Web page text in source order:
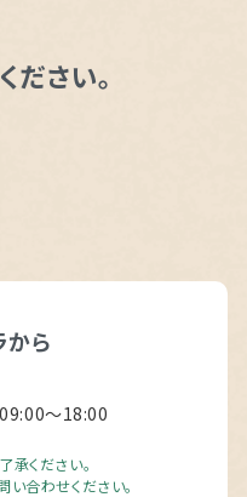
さい。
から
〜18:00
ください。
合わせください。